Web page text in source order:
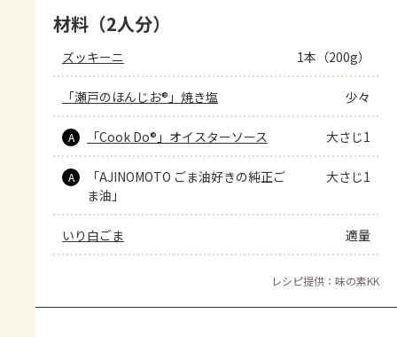
材料（2人分）
ズッキーニ 1本（200g）
「瀬戸のほんじお®」焼き塩 少々
A 「Cook Do®」オイスターソース 大さじ1
A
「AJINOMOTO ごま油好きの純正ご
ま油」
大さじ1
いり白ごま 適量
レシピ提供：味の素KK